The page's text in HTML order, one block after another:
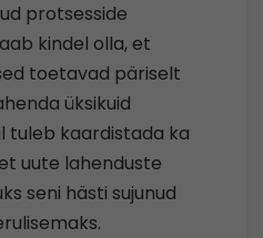
protsesside
kindel olla, et
toetavad päriselt
üksikuid
tuleb kaardistada ka
uute lahenduste
seni hästi sujunud